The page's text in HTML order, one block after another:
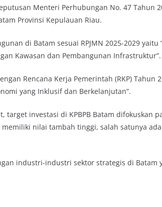
Menteri Perhubungan No. 47 Tahun
Provinsi Kepulauan Riau.
di Batam sesuai RPJMN 2025-2029 yaitu
Kawasan dan Pembangunan Infrastruktur”.
Rencana Kerja Pemerintah (RKP) Tahun
yang Inklusif dan Berkelanjutan”.
target investasi di KPBPB Batam difokuskan
nilai tambah tinggi, salah satunya
industri-industri sektor strategis di Batam